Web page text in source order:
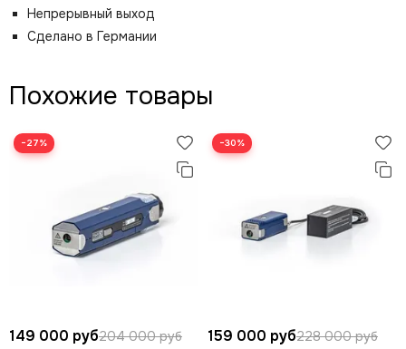
Непрерывный выход
Сделано в Германии
Похожие товары
−27%
149 000 руб204 000 руб
−30%
159 000 руб228 000 руб